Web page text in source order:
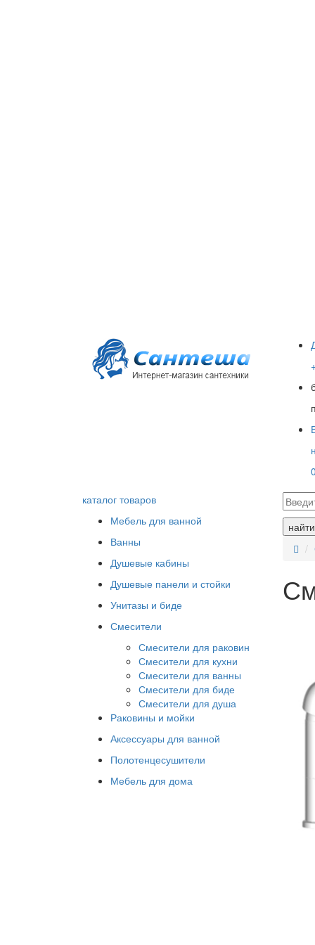
каталог товаров
Мебель для ванной
Ванны
Душевые кабины
Душевые панели и стойки
Унитазы и биде
Смесители
Смесители для раковин
Смесители для кухни
Смесители для ванны
Смесители для биде
Смесители для душа
Раковины и мойки
Аксессуары для ванной
Полотенцесушители
Мебель для дома
найти